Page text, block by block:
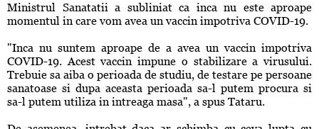
Ministrul Sanatatii a subliniat ca inca nu este aproape
momentul in care vom avea un vaccin impotriva COVID-19.
"Inca nu suntem aproape de a avea un vaccin impotriva
COVID-19. Acest vaccin impune o stabilizare a virusului.
Trebuie sa aiba o perioada de studiu, de testare pe persoane
sanatoase si dupa aceasta perioada sa-l putem procura si
sa-l putem utiliza in intreaga masa", a spus Tataru.